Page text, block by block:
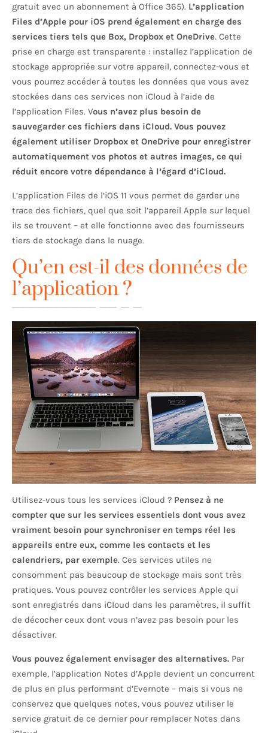
gratuit avec un abonnement à Office 365). L’application
Files d’Apple pour iOS prend également en charge des
services tiers tels que Box, Dropbox et OneDrive. Cette
prise en charge est transparente : installez l’application de
stockage appropriée sur votre appareil, connectez-vous et
vous pourrez accéder à toutes les données que vous avez
stockées dans ces services non iCloud à l’aide de
l’application Files. Vous n’avez plus besoin de
sauvegarder ces fichiers dans iCloud. Vous pouvez
également utiliser Dropbox et OneDrive pour enregistrer
automatiquement vos photos et autres images, ce qui
réduit encore votre dépendance à l’égard d’iCloud.
L’application Files de l’iOS 11 vous permet de garder une
trace des fichiers, quel que soit l’appareil Apple sur lequel
ils se trouvent – et elle fonctionne avec des fournisseurs
tiers de stockage dans le nuage.
Qu’en est-il des données de
l’application ?
Utilisez-vous tous les services iCloud ? Pensez à ne
compter que sur les services essentiels dont vous avez
vraiment besoin pour synchroniser en temps réel les
appareils entre eux, comme les contacts et les
calendriers, par exemple. Ces services utiles ne
consomment pas beaucoup de stockage mais sont très
pratiques. Vous pouvez contrôler les services Apple qui
sont enregistrés dans iCloud dans les paramètres, il suffit
de décocher ceux dont vous n’avez pas besoin pour les
désactiver.
Vous pouvez également envisager des alternatives. Par
exemple, l’application Notes d’Apple devient un concurrent
de plus en plus performant d’Evernote – mais si vous ne
conservez que quelques notes, vous pouvez utiliser le
service gratuit de ce dernier pour remplacer Notes dans